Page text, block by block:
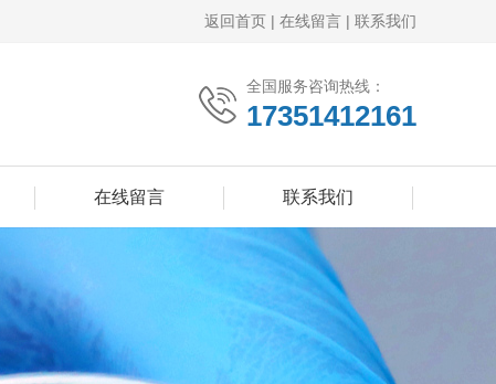
返回首页 | 在线留言 | 联系我们
全国服务咨询热线：
17351412161
在线留言 联系我们